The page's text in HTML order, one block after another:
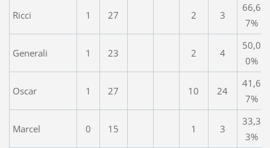
Ricci 1 27 2 3
66,6
7%
Generali 1 23 2 4
50,0
0%
Oscar 1 27 10 24
41,6
7%
Marcel 0 15 1 3
33,3
3%